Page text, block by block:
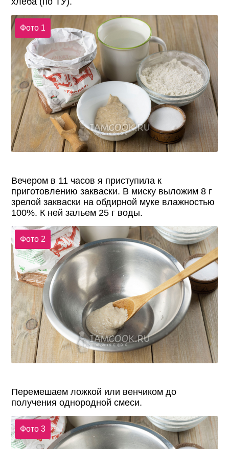
Фото 1
Вечером в 11 часов я приступила к
приготовлению закваски. В миску выложим 8 г
зрелой закваски на обдирной муке влажностью
100%. К ней зальем 25 г воды.
Фото 2
Перемешаем ложкой или венчиком до
получения однородной смеси.
Фото 3